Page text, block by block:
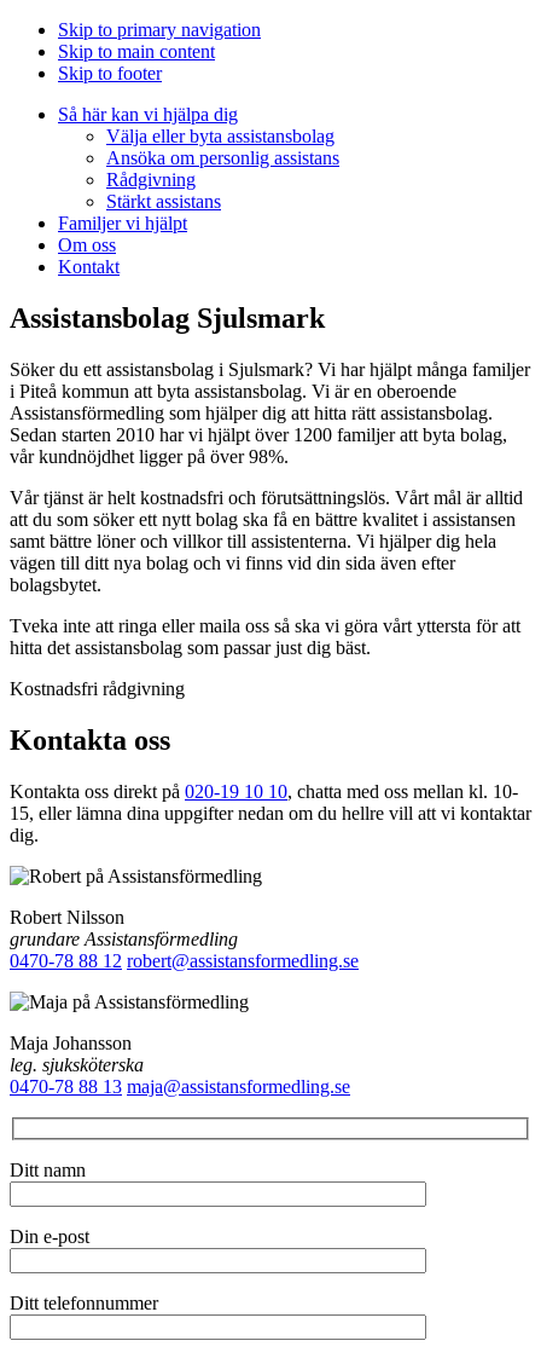
Skip to primary navigation
Skip to main content
Skip to footer
Så här kan vi hjälpa dig
Välja eller byta assistansbolag
Ansöka om personlig assistans
Rådgivning
Stärkt assistans
Familjer vi hjälpt
Om oss
Kontakt
Assistansbolag Sjulsmark
Söker du ett assistansbolag i Sjulsmark? Vi har hjälpt många familjer
i Piteå kommun att byta assistansbolag. Vi är en oberoende
Assistansförmedling som hjälper dig att hitta rätt assistansbolag.
Sedan starten 2010 har vi hjälpt över 1200 familjer att byta bolag,
vår kundnöjdhet ligger på över 98%.
Vår tjänst är helt kostnadsfri och förutsättningslös. Vårt mål är alltid
att du som söker ett nytt bolag ska få en bättre kvalitet i assistansen
samt bättre löner och villkor till assistenterna. Vi hjälper dig hela
vägen till ditt nya bolag och vi finns vid din sida även efter
bolagsbytet.
Tveka inte att ringa eller maila oss så ska vi göra vårt yttersta för att
hitta det assistansbolag som passar just dig bäst.
Kostnadsfri rådgivning
Kontakta oss
Kontakta oss direkt på 020-19 10 10, chatta med oss mellan kl. 10-
15, eller lämna dina uppgifter nedan om du hellre vill att vi kontaktar
dig.
Robert Nilsson
grundare Assistansförmedling
0470-78 88 12 robert@assistansformedling.se
Maja Johansson
leg. sjuksköterska
0470-78 88 13 maja@assistansformedling.se
Ditt namn
Din e-post
Ditt telefonnummer